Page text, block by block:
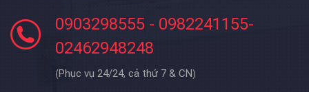
0903298555 - 0982241155-
02462948248
(Phục vụ 24/24, cả thứ 7 & CN)